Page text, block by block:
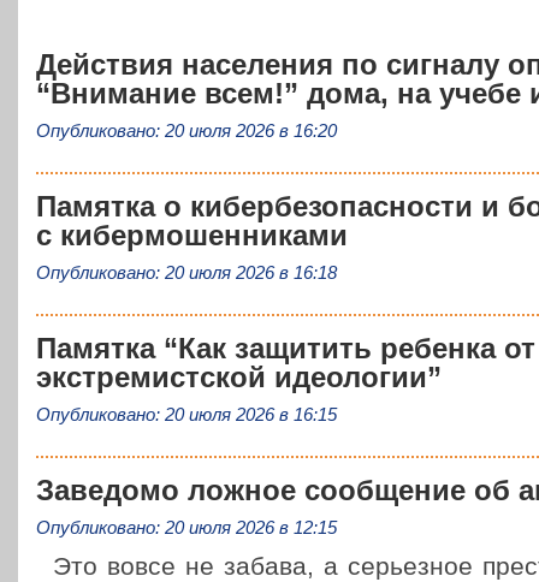
Действия населения по сигналу
“Внимание всем!” дома, на учебе
Опубликовано: 20 июля 2026 в 16:20
Памятка о кибербезопасности и
с кибермошенниками
Опубликовано: 20 июля 2026 в 16:18
Памятка “Как защитить ребенка от
экстремистской идеологии”
Опубликовано: 20 июля 2026 в 16:15
Заведомо ложное сообщение об
Опубликовано: 20 июля 2026 в 12:15
Это вовсе не забава, а серьез­ное